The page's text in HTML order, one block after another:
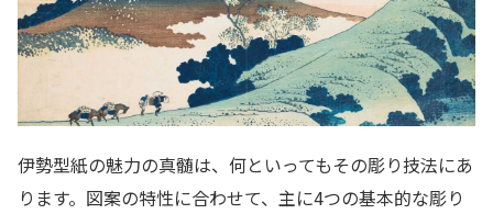
伊勢型紙の魅力の真髄は、何といってもその彫り技法にあ
ります。図案の特性に合わせて、主に4つの基本的な彫り